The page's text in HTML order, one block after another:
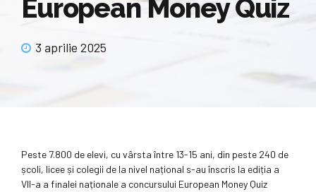
European Money Quiz
3 aprilie 2025
Peste 7.800 de elevi, cu vârsta între 13-15 ani, din peste 240 de
școli, licee și colegii de la nivel național s-au înscris la ediția a
VII-a a finalei naționale a concursului European Money Quiz